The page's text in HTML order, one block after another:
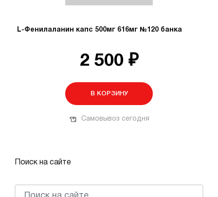
L-Фенилаланин капс 500мг 616мг №120 банка
2 500 ₽
В КОРЗИНУ
Самовывоз сегодня
Поиск на сайте